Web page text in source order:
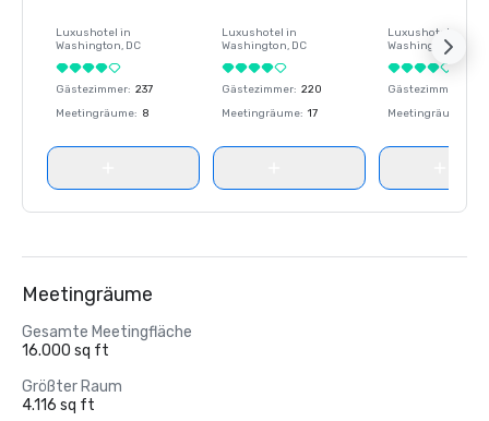
Luxushotel in
Washington, DC
Gästezimmer: 237
Meetingräume: 8
Luxushotel in
Washington, DC
Gästezimmer: 220
Meetingräume: 17
Luxushotel in
Washington
Gästezimmer
Meetingräume
Meetingräume
Gesamte Meetingfläche
16.000 sq ft
Größter Raum
4.116 sq ft